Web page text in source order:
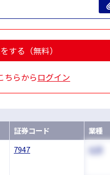
する（無料）
ちらからログイン
証券コード 業種
7947 化学